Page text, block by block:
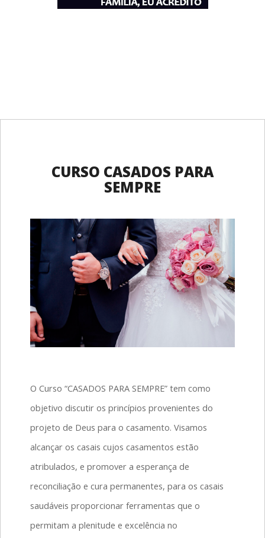
CURSO CASADOS PARA
SEMPRE
O Curso “CASADOS PARA SEMPRE” tem como
objetivo discutir os princípios provenientes do
projeto de Deus para o casamento. Visamos
alcançar os casais cujos casamentos estão
atribulados, e promover a esperança de
reconciliação e cura permanentes, para os casais
saudáveis proporcionar ferramentas que o
permitam a plenitude e excelência no